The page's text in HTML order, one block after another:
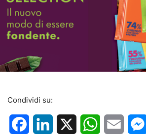
Condividi su:
FacebookLinkedIn WhatsApp
Email